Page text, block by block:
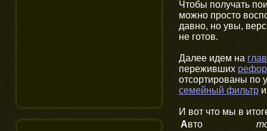
Чтобы получать
можно просто
давно, но увы,
не готов.
Далее идем на
переживших
отсортированы по
семейный фильтр
И вот что мы в
Авто